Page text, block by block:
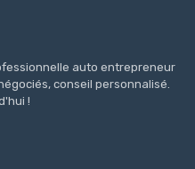
auto entrepreneur
conseil personnalisé.
!